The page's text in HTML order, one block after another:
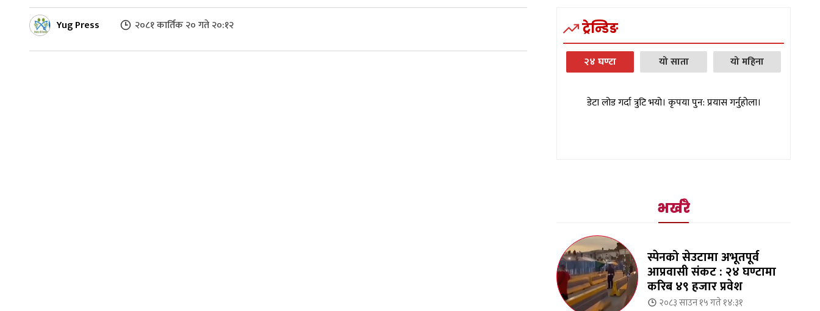
Yug Press २०८१ कार्तिक २० गते २०:१२ ट्रेन्डिङ
२४ घण्टा यो साता यो महिना
डेटा लोड गर्दा त्रुटि भयो। कृपया पुन: प्रयास गर्नुहोला।
भर्खरै
स्पेनको सेउटामा अभूतपूर्व
आप्रवासी संकट : २४ घण्टामा
करिब ४९ हजार प्रवेश
२०८३ साउन १५ गते १४:३१